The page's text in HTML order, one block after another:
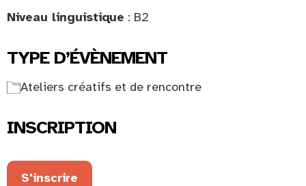
Niveau linguistique : B2
TYPE D’ÉVÈNEMENT
Ateliers créatifs et de rencontre
INSCRIPTION
S'inscrire